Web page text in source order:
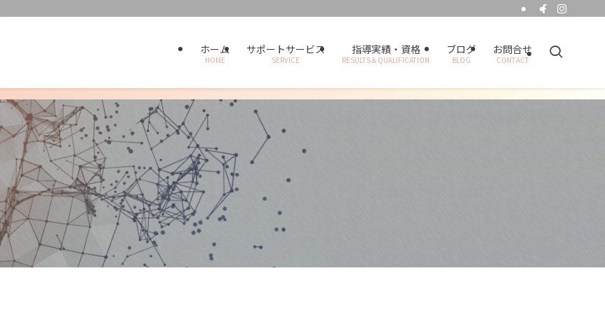
ホーム
HOME
サポートサービス
SERVICE
指導実績・資格
RESULTS＆QUALIFICATION
ブログ
BLOG
お問合せ
CONTACT